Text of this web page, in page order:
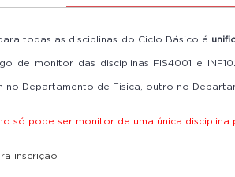
Jubilamento -
Trancamento de Matrícula
Habilitação
SIEng
Diretórios
Domínios
todas as disciplinas do Ciclo Básico é
de monitor das disciplinas FIS4001 e
no Departamento de Física, outro no
só pode ser monitor de uma única disciplina
inscrição